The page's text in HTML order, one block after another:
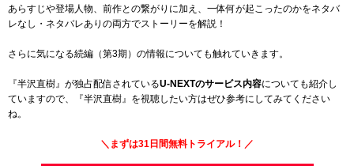
あらすじや登場人物、前作との繋がりに加え、一体何が起こったのかをネタバ
レなし・ネタバレありの両方でストーリーを解説！
さらに気になる続編（第3期）の情報についても触れていきます。
『半沢直樹』が独占配信されているU-NEXTのサービス内容についても紹介し
ていますので、『半沢直樹』を視聴したい方はぜひ参考にしてみてください
ね。
＼まずは31日間無料トライアル！／